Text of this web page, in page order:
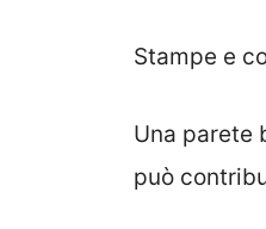
Stampe e
Una parete
può